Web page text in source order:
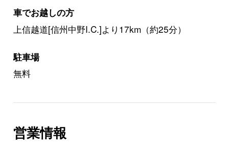
車でお越しの方
上信越道[信州中野I.C.]より17km（約25分）
駐車場
無料
営業情報